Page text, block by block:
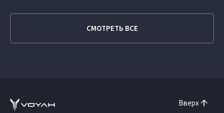
СМОТРЕТЬ ВСЕ
Вверх